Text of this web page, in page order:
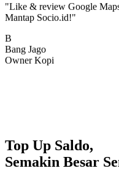
Mantap Socio.id!"
Bang Jago
Owner Kopi
Top Up Saldo,
Semakin Besar